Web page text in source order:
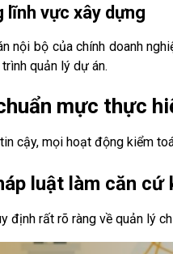
lĩnh vực xây dựng
nội bộ của chính doanh
quản lý dự án.
mực thực
cậy, mọi hoạt động kiểm
luật làm căn cứ
định rất rõ ràng về quản lý